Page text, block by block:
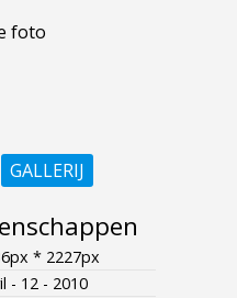
foto
GALLERIJ
* 2227px
- 12 - 2010